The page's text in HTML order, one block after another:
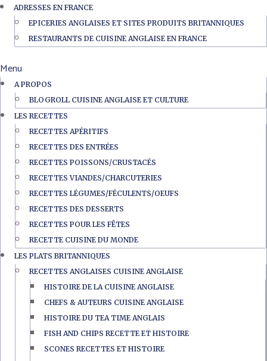
ADRESSES EN FRANCE
EPICERIES ANGLAISES ET SITES PRODUITS BRITANNIQUES
RESTAURANTS DE CUISINE ANGLAISE EN FRANCE
Menu
A PROPOS
BLOGROLL CUISINE ANGLAISE ET CULTURE
LES RECETTES
RECETTES APÉRITIFS
RECETTES DES ENTRÉES
RECETTES POISSONS/CRUSTACÉS
RECETTES VIANDES/CHARCUTERIES
RECETTES LÉGUMES/FÉCULENTS/OEUFS
RECETTES DES DESSERTS
RECETTES POUR LES FÊTES
RECETTE CUISINE DU MONDE
LES PLATS BRITANNIQUES
RECETTES ANGLAISES CUISINE ANGLAISE
HISTOIRE DE LA CUISINE ANGLAISE
CHEFS & AUTEURS CUISINE ANGLAISE
HISTOIRE DU TEA TIME ANGLAIS
FISH AND CHIPS RECETTE ET HISTOIRE
SCONES RECETTES ET HISTOIRE